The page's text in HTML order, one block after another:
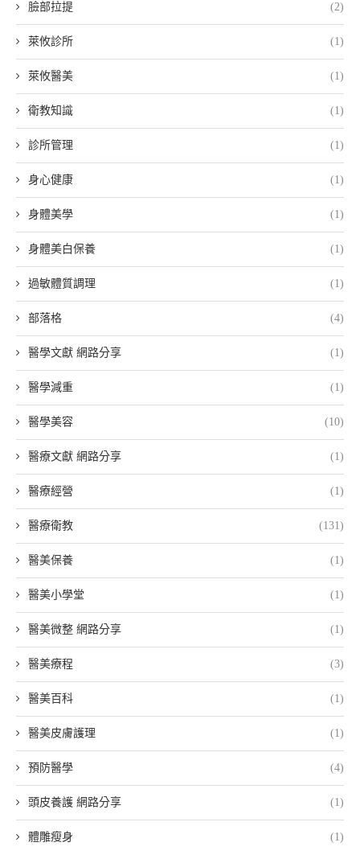
臉部拉提 (2)
萊攸診所 (1)
萊攸醫美 (1)
衛教知識 (1)
診所管理 (1)
身心健康 (1)
身體美學 (1)
身體美白保養 (1)
過敏體質調理 (1)
部落格 (4)
醫學文獻 網路分享 (1)
醫學減重 (1)
醫學美容 (10)
醫療文獻 網路分享 (1)
醫療經營 (1)
醫療衛教 (131)
醫美保養 (1)
醫美小學堂 (1)
醫美微整 網路分享 (1)
醫美療程 (3)
醫美百科 (1)
醫美皮膚護理 (1)
預防醫學 (4)
頭皮養護 網路分享 (1)
體雕瘦身 (1)